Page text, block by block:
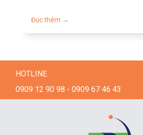
Đọc thêm →
HOTLINE
0909 12 90 98 - 0909 67 46 43